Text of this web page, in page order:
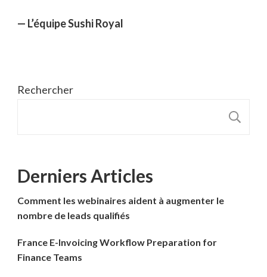
— L’équipe Sushi Royal
Rechercher
Derniers Articles
Comment les webinaires aident à augmenter le
nombre de leads qualifiés
France E-Invoicing Workflow Preparation for
Finance Teams